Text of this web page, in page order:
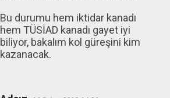
Bu durumu hem iktidar kanadı
hem TÜSİAD kanadı gayet iyi
biliyor, bakalım kol güreşini kim
kazanacak.